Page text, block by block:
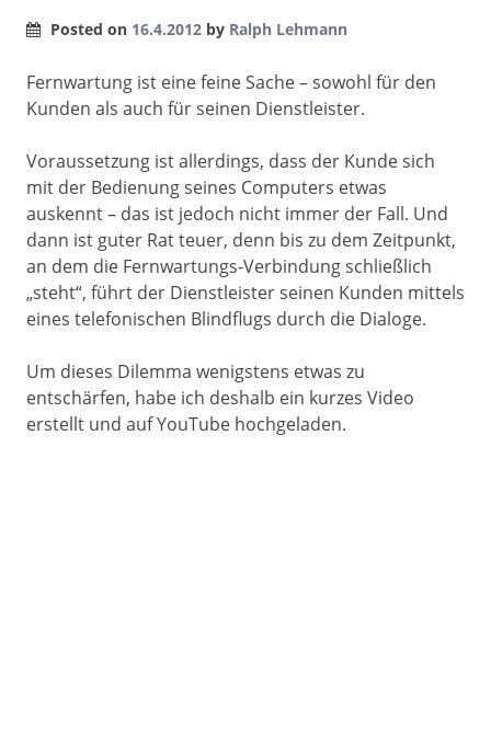
Posted on 16.4.2012 by Ralph Lehmann
Fernwartung ist eine feine Sache – sowohl für den
Kunden als auch für seinen Dienstleister.
Voraussetzung ist allerdings, dass der Kunde sich
mit der Bedienung seines Computers etwas
auskennt – das ist jedoch nicht immer der Fall. Und
dann ist guter Rat teuer, denn bis zu dem Zeitpunkt,
an dem die Fernwartungs-Verbindung schließlich
„steht“, führt der Dienstleister seinen Kunden mittels
eines telefonischen Blindflugs durch die Dialoge.
Um dieses Dilemma wenigstens etwas zu
entschärfen, habe ich deshalb ein kurzes Video
erstellt und auf YouTube hochgeladen.